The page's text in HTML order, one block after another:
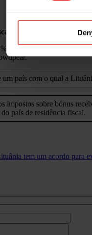
fora da Lituânia:
sobre os rendimentos de
um país com o qual a
impostos sobre bónus
país de residência fiscal.
tem um acordo para